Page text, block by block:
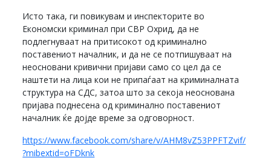
Исто така, ги повикувам и инспекторите во
Економски криминал при СВР Охрид, да не
подлегнуваат на притисокот од криминално
поставениот началник, и да не се потпишуваат на
неосновани кривични пријави само со цел да се
наштети на лица кои не припаѓаат на криминалната
структура на СДС, затоа што за секоја неоснована
пријава поднесена од криминално поставениот
началник ќе дојде време за одговорност.
https://www.facebook.com/share/v/AHM8vZ53PPFTZvif/
?mibextid=oFDknk